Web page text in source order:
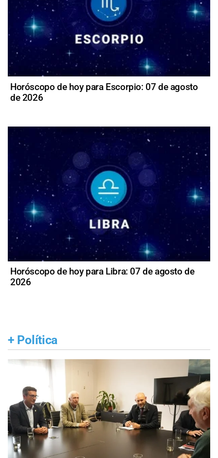
Horóscopo de hoy para Escorpio: 07 de agosto
de 2026
Horóscopo de hoy para Libra: 07 de agosto de
2026
+ Política